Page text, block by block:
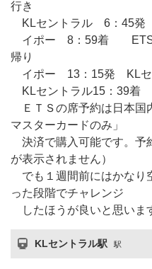
行き
KLセントラル 6：45発
イポー 8：59着 ETS
帰り
イポー 13：15発 KLセ
KLセントラル15：39
ＥＴＳの席予約は日本国
マスターカードのみ」
決済で購入可能です。予
が表示されません）
でも１週間前にはかなり
った段階でチャレンジ
したほうが良いと思いま
KLセントラル駅 駅